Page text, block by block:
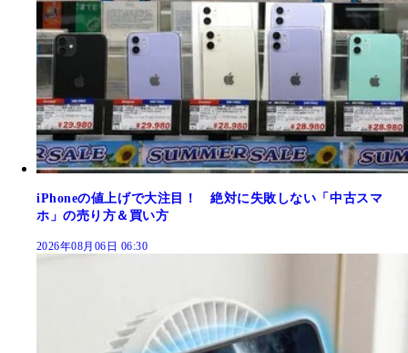
iPhoneの値上げで大注目！ 絶対に失敗しない「中古スマ
ホ」の売り方＆買い方
2026年08月06日 06:30